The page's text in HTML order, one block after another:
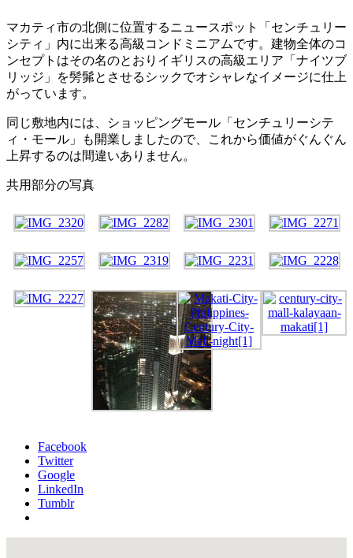
マカティ市の北側に位置するニュースポット「センチュリー
シティ」内に出来る高級コンドミニアムです。建物全体のコ
ンセプトはその名のとおりイギリスの高級エリア「ナイツブ
リッジ」を髣髴とさせるシックでオシャレなイメージに仕上
がっています。
同じ敷地内には、ショッピングモール「センチュリーシテ
ィ・モール」も開業しましたので、これから価値がぐんぐん
上昇するのは間違いありません。
共用部分の写真
Facebook
Twitter
Google
LinkedIn
Tumblr